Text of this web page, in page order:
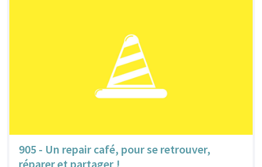
905 - Un repair café, pour se retrouver,
réparer et partager !